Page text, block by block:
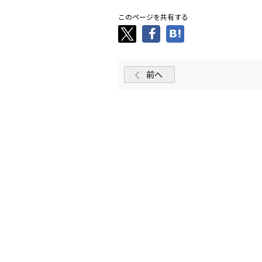
このページを共有する
前へ